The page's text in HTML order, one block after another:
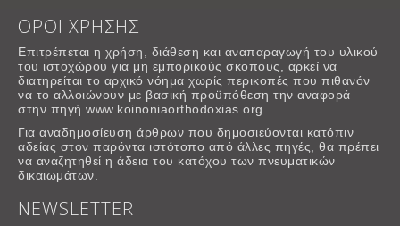
ΟΡΟΙ ΧΡΗΣΗΣ
Επιτρέπεται η χρήση, διάθεση και αναπαραγωγή του υλικού
του ιστοχώρου για μη εμπορικούς σκοπους, αρκεί να
διατηρείται το αρχικό νόημα χωρίς περικοπές που πιθανόν
να το αλλοιώνουν με βασική προϋπόθεση την αναφορά
στην πηγή www.koinoniaorthodoxias.org.
Για αναδημοσίευση άρθρων που δημοσιεύονται κατόπιν
αδείας στον παρόντα ιστότοπο από άλλες πηγές, θα πρέπει
να αναζητηθεί η άδεια του κατόχου των πνευματικών
δικαιωμάτων.
NEWSLETTER